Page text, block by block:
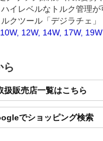
イレベルなトルク管理が
クツール「デジラチェ」
12W, 14W, 17W, 19W
ら
扱販売店一覧はこちら
でショッピング検索